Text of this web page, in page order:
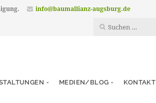
info@baumallianz-augsburg.de
MEDIEN/BLOG KONTAKT